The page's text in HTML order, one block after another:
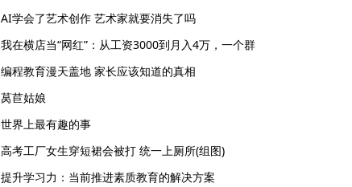
AI学会了艺术创作 艺术家就要消失了吗
我在横店当“网红”：从工资3000到月入4万，一个群
编程教育漫天盖地 家长应该知道的真相
莴苣姑娘
世界上最有趣的事
高考工厂女生穿短裙会被打 统一上厕所(组图)
提升学习力：当前推进素质教育的解决方案